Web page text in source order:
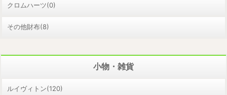
クロムハーツ(0)
その他財布(8)
小物・雑貨
ルイヴィトン(120)